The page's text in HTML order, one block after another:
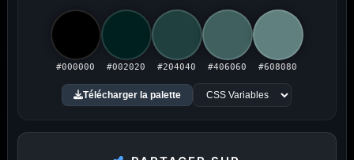
Amigos3D — La destination ultime
pour choisir un fond d'écran.
Littéralement.
#000000 #002020 #204040 #406060 #608080
Télécharger la palette